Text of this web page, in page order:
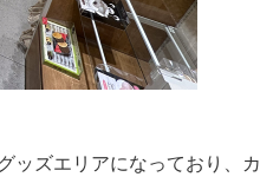
ッズエリアになっており、カ